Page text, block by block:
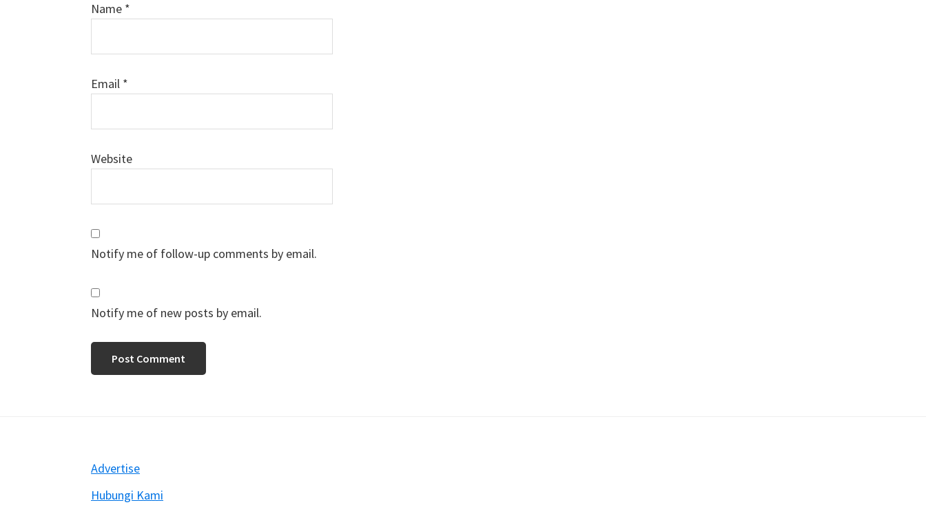
Name *
Email *
Website
Notify me of follow-up comments by email.
Notify me of new posts by email.
Advertise
Hubungi Kami